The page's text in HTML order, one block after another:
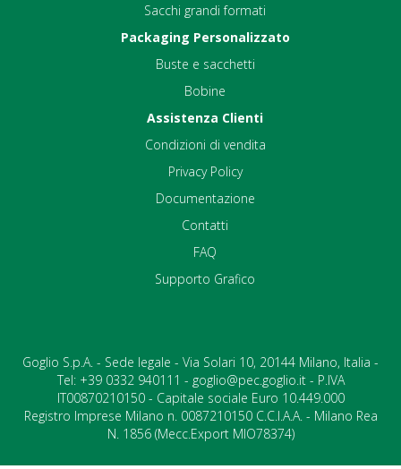
Sacchi grandi formati
Packaging Personalizzato
Buste e sacchetti
Bobine
Assistenza Clienti
Condizioni di vendita
Privacy Policy
Documentazione
Contatti
FAQ
Supporto Grafico
Goglio S.p.A. - Sede legale - Via Solari 10, 20144 Milano, Italia -
Tel: +39 0332 940111 - goglio@pec.goglio.it - P.IVA
IT00870210150 - Capitale sociale Euro 10.449.000
Registro Imprese Milano n. 0087210150 C.C.I.A.A. - Milano Rea
N. 1856 (Mecc.Export MIO78374)